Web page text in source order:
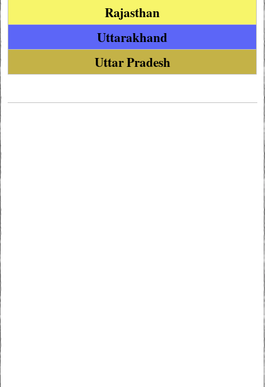
Rajasthan
Uttarakhand
Uttar Pradesh